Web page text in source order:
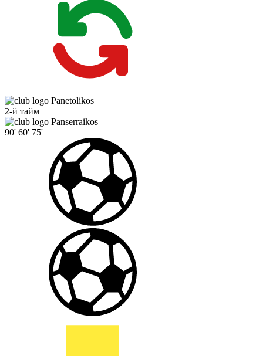
Panetolikos
2-й тайм
Panserraikos
90' 60' 75'